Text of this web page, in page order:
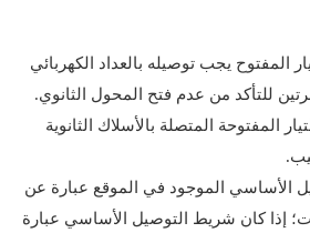
المفتوح يجب توصيله بالعداد الكهربائي
للتأكد من عدم فتح المحول الثانوي.
المفتوحة المتصلة بالأسلاك الثانوية
الأساسي الموجود في الموقع عبارة عن
إذا كان شريط التوصيل الأساسي عبارة